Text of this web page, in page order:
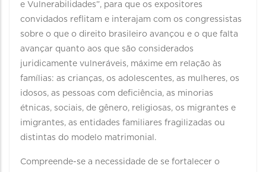
e Vulnerabilidades”, para que os expositores
convidados reflitam e interajam com os congressistas
sobre o que o direito brasileiro avançou e o que falta
avançar quanto aos que são considerados
juridicamente vulneráveis, máxime em relação às
famílias: as crianças, os adolescentes, as mulheres, os
idosos, as pessoas com deficiência, as minorias
étnicas, sociais, de gênero, religiosas, os migrantes e
imigrantes, as entidades familiares fragilizadas ou
distintas do modelo matrimonial.
Compreende-se a necessidade de se fortalecer o